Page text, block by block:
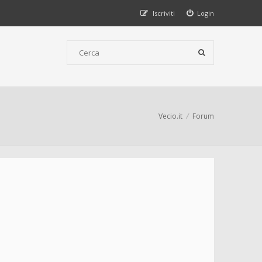
Login
Iscriviti
Vecio.it Forum